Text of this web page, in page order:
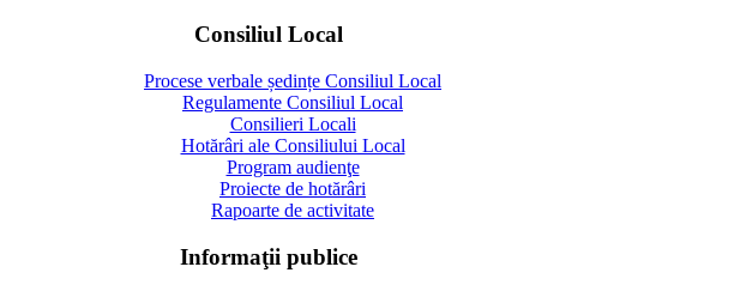
Consiliul Local
Procese verbale ședințe Consiliul Local
Regulamente Consiliul Local
Consilieri Locali
Hotărâri ale Consiliului Local
Program audienţe
Proiecte de hotărâri
Rapoarte de activitate
Informaţii publice